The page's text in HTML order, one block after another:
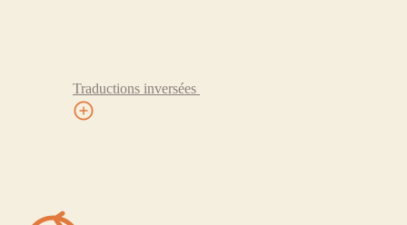
Traductions inversées